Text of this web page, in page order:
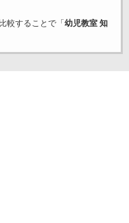
較することで「 幼児教室 知